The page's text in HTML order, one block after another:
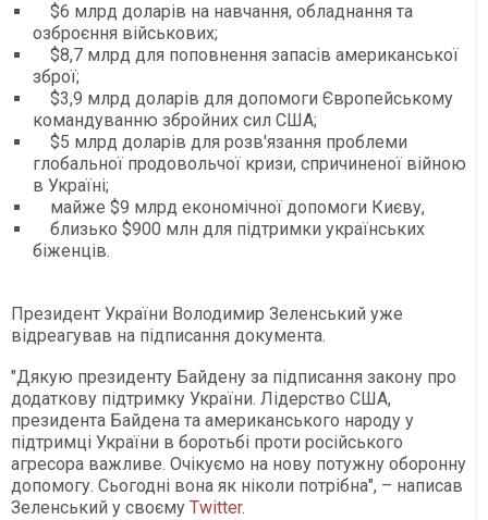
$6 млрд доларів на навчання, обладнання та
озброєння військових;
$8,7 млрд для поповнення запасів американської
зброї;
$3,9 млрд доларів для допомоги Європейському
командуванню збройних сил США;
$5 млрд доларів для розв'язання проблеми
глобальної продовольчої кризи, спричиненої війною
в Україні;
майже $9 млрд економічної допомоги Києву,
близько $900 млн для підтримки українських
біженців.
Президент України Володимир Зеленський уже
відреагував на підписання документа.
"Дякую президенту Байдену за підписання закону про
додаткову підтримку України. Лідерство США,
президента Байдена та американського народу у
підтримці України в боротьбі проти російського
агресора важливе. Очікуємо на нову потужну оборонну
допомогу. Сьогодні вона як ніколи потрібна", – написав
Зеленський у своєму Twitter.